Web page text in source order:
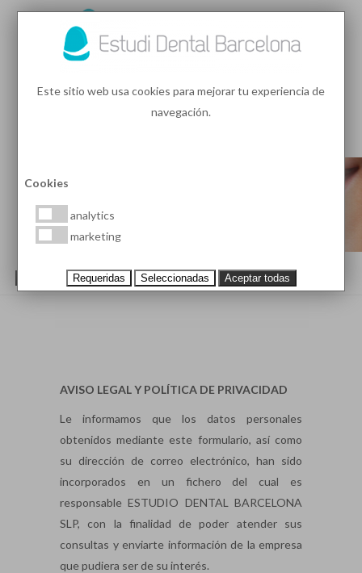
POLÍTICA DE PRIVACIDAD
AVISO LEGAL Y POLÍTICA DE PRIVACIDAD
Le informamos que los datos personales
obtenidos mediante este formulario, así como
su dirección de correo electrónico, han sido
incorporados en un fichero del cual es
responsable ESTUDIO DENTAL BARCELONA
SLP, con la finalidad de poder atender sus
consultas y enviarte información de la empresa
que pudiera ser de su interés.
Este sitio web usa cookies para mejorar tu experiencia de
navegación.
Cookies
analytics
marketing
Requeridas Seleccionadas Aceptar todas